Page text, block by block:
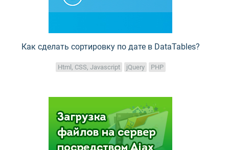
Как сделать сортировку по дате в DataTables?
Html, CSS, Javascript jQuery PHP